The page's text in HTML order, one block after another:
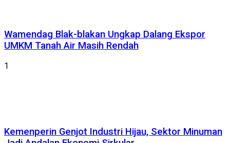
Wamendag Blak-blakan Ungkap Dalang Ekspor
UMKM Tanah Air Masih Rendah
1
Kemenperin Genjot Industri Hijau, Sektor Minuman